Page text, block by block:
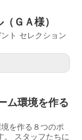
ＧＡ様）
ト セレクション
ム環境を作る
を作る８つのポ
スタッフたちに